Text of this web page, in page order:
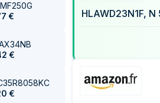
€
€
€
HLAWD23N1F,